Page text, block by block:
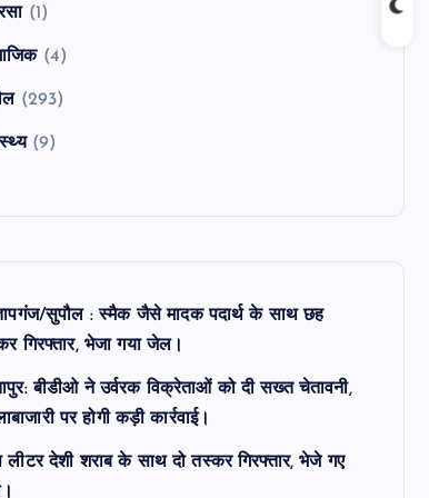
(1)
(4)
(293)
(9)
सुपौल : स्मैक जैसे मादक पदार्थ के साथ छह
गिरफ्तार, भेजा गया जेल।
बीडीओ ने उर्वरक विक्रेताओं को दी सख्त चेतावनी,
पर होगी कड़ी कार्रवाई।
लीटर देशी शराब के साथ दो तस्कर गिरफ्तार, भेजे गए